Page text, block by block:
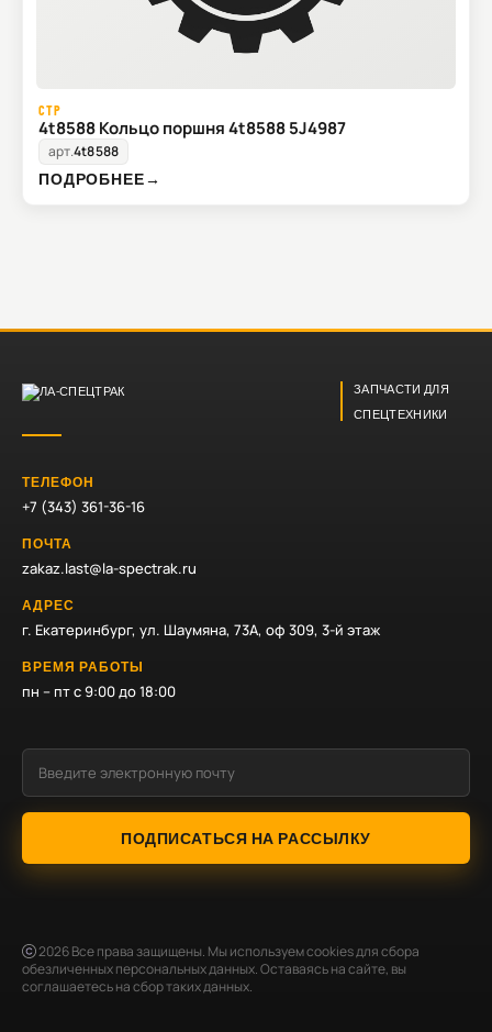
CTP
4t8588 Кольцо поршня 4t8588 5J4987
арт.4t8588
ПОДРОБНЕЕ→
ЗАПЧАСТИ ДЛЯ
СПЕЦТЕХНИКИ
ТЕЛЕФОН
+7 (343) 361-36-16
ПОЧТА
zakaz.last@la-spectrak.ru
АДРЕС
г. Екатеринбург, ул. Шаумяна, 73А, оф 309, 3-й этаж
ВРЕМЯ РАБОТЫ
пн – пт с 9:00 до 18:00
ПОДПИСАТЬСЯ НА РАССЫЛКУ
2026Все права защищены. Мы используем cookies для сбора
обезличенных персональных данных. Оставаясь на сайте, вы
соглашаетесь на сбор таких данных.